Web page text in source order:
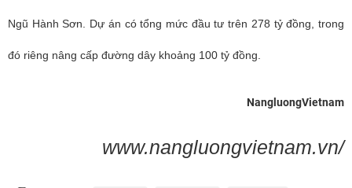
Ngũ Hành Sơn. Dự án có tổng mức đầu tư trên 278 tỷ đồng, trong
đó riêng nâng cấp đường dây khoảng 100 tỷ đồng.
NangluongVietnam
www.nangluongvietnam.vn/